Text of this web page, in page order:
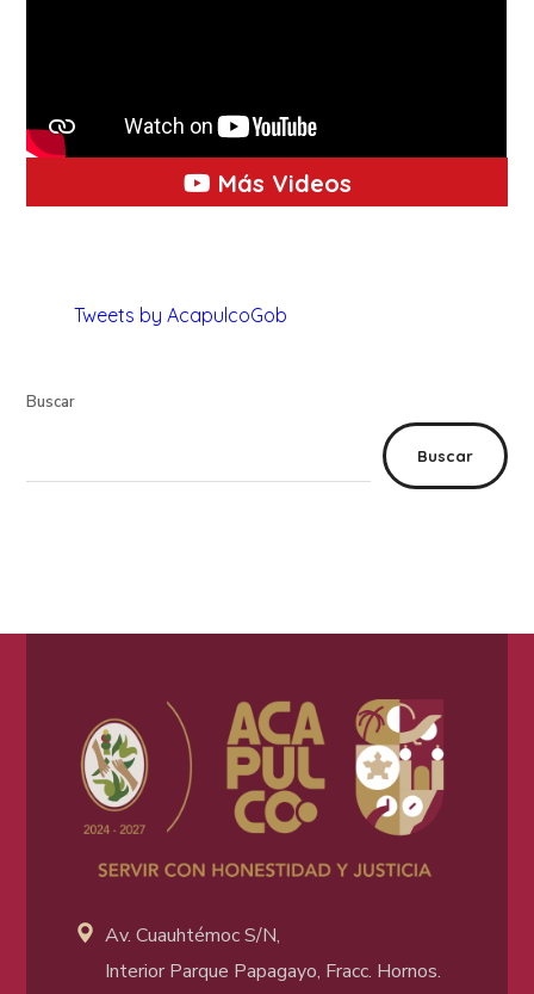
Más Videos
Tweets by AcapulcoGob
Buscar
Buscar
Av. Cuauhtémoc S/N,
Interior Parque Papagayo, Fracc. Hornos.